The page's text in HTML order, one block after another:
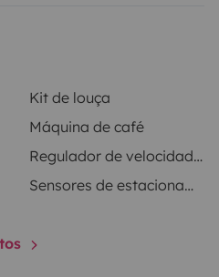
compartment
Kit de louça
Máquina de café
Regulador de velocidade / Cruise Control
Sensores de estacionamento